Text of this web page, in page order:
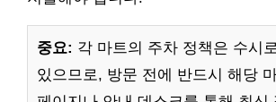
중요: 각 마트의 주차 정책은 수시
있으므로, 방문 전에 반드시 해당